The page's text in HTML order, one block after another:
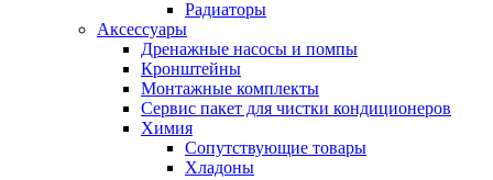
Радиаторы
Аксессуары
Дренажные насосы и помпы
Кронштейны
Монтажные комплекты
Сервис пакет для чистки кондиционеров
Химия
Сопутствующие товары
Хладоны